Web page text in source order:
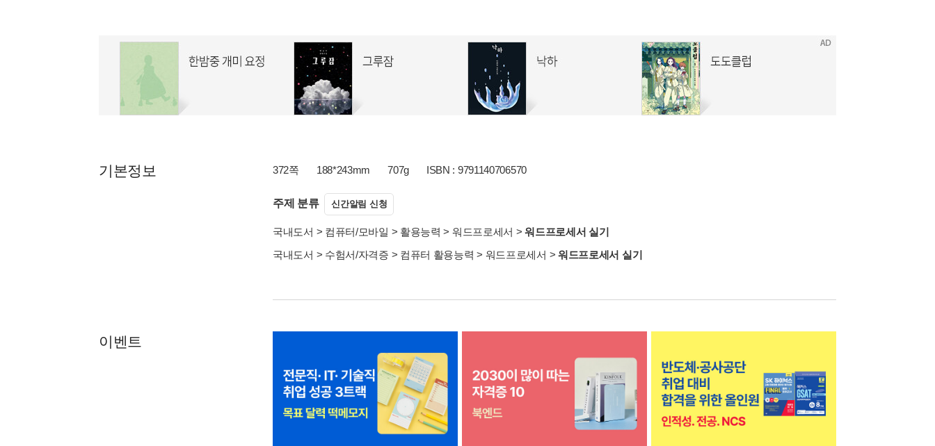
기본정보 372쪽 188*243mm 707g ISBN : 9791140706570
주제 분류 신간알림 신청
국내도서 > 컴퓨터/모바일 > 활용능력 > 워드프로세서 >워드프로세서 실기
국내도서 > 수험서/자격증 > 컴퓨터 활용능력 > 워드프로세서 > 워드프로세서 실기
이벤트